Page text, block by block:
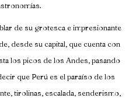
de su grotesca e impresionante
desde su capital, que cuenta con
los picos de los Andes, pasando
que Perú es el paraíso de los
tirolinas, escalada, senderismo,